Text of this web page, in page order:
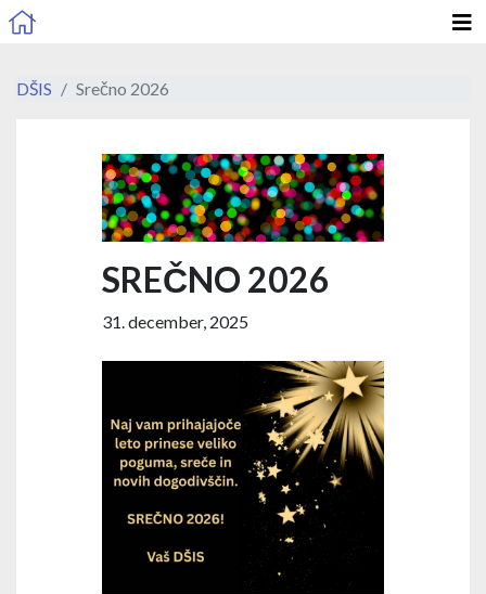
DŠIS Srečno 2026
SREČNO 2026
31. december, 2025